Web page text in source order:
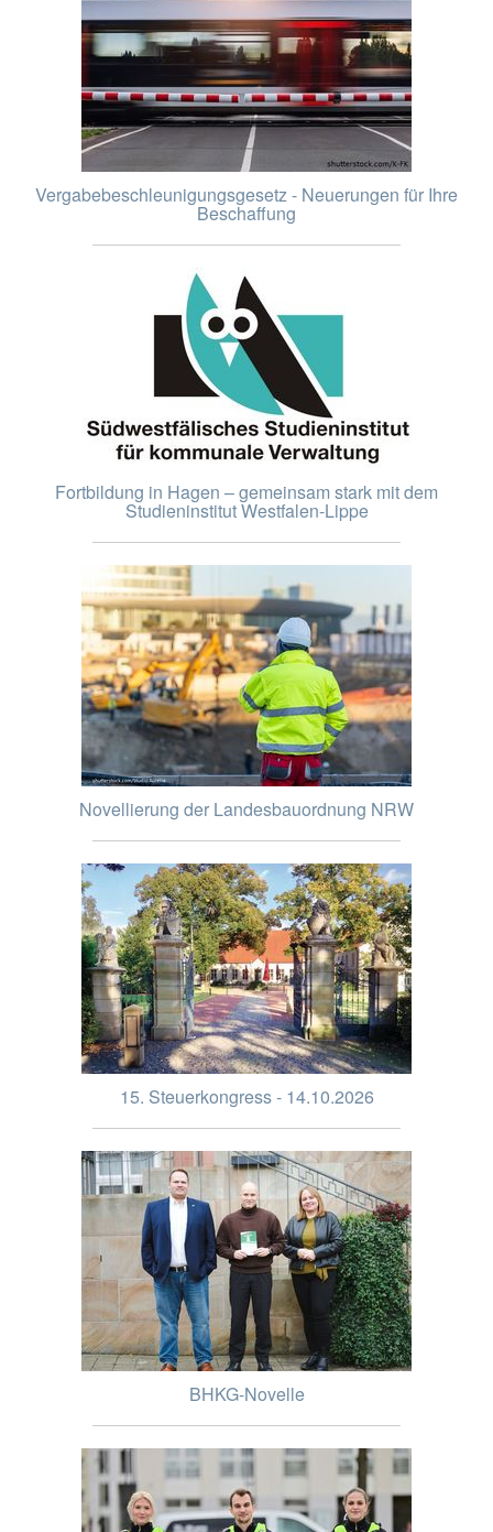
Vergabebeschleunigungsgesetz - Neuerungen für Ihre
Beschaffung
Fortbildung in Hagen – gemeinsam stark mit dem
Studieninstitut Westfalen-Lippe
Novellierung der Landesbauordnung NRW
15. Steuerkongress - 14.10.2026
BHKG-Novelle